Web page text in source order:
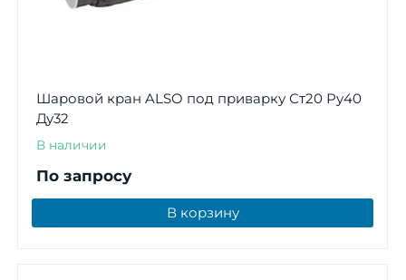
Шаровой кран ALSO под приварку Ст20 Ру40
Ду32
В наличии
По запросу
В корзину